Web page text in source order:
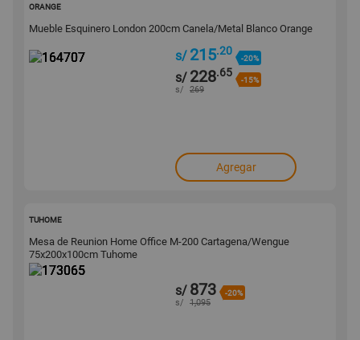
ORANGE
Mueble Esquinero London 200cm Canela/Metal Blanco Orange
s/ 215.20
-20%
s/ 228.65
-15%
s/ 269
Agregar
TUHOME
Mesa de Reunion Home Office M-200 Cartagena/Wengue
75x200x100cm Tuhome
s/ 873 -20%
s/ 1,095